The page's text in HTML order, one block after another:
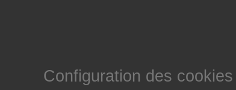
Configuration des cookies